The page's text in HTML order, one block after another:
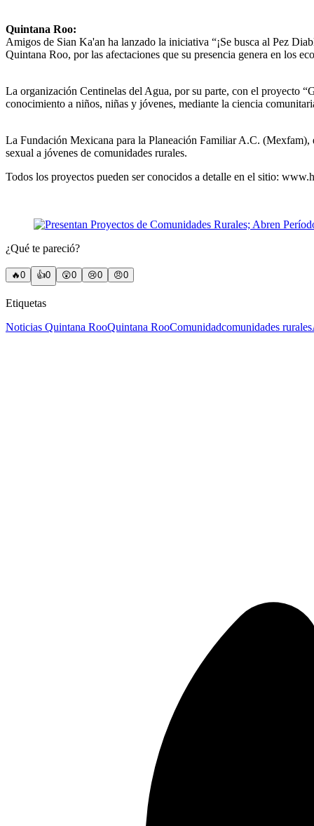
Quintana Roo:
Amigos de Sian Ka'an ha lanzado la iniciativa “¡Se busca al Pez
Quintana Roo, por las afectaciones que su presencia genera en los
La organización Centinelas del Agua, por su parte, con el proyecto
conocimiento a niños, niñas y jóvenes, mediante la ciencia
La Fundación Mexicana para la Planeación Familiar A.C. (Mexfam),
sexual a jóvenes de comunidades rurales.
Todos los proyectos pueden ser conocidos a detalle en el sitio:
¿Qué te pareció?
🔥0 👍0 😲0 😢0 😠0
Etiquetas
Noticias Quintana RooQuintana RooComunidadcomunidades rurales